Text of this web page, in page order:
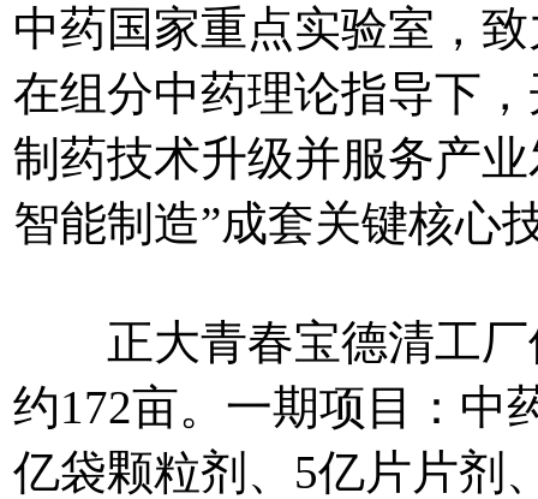
中药国家重点实验室，
在组分中药理论指导下
制药技术升级并服务产
智能制造”成套关键核心
正大青春宝德清工厂
约172亩。一期项目：中
亿袋颗粒剂、5亿片片剂